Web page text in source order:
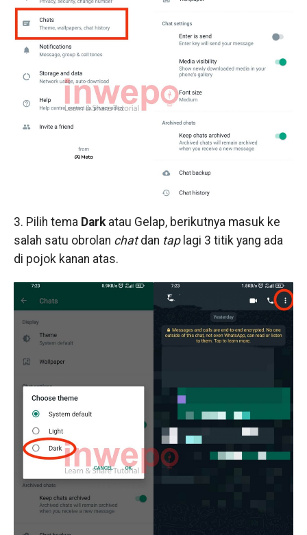
3. Pilih tema Darkatau Gelap, berikutnya masuk ke
salah satu obrolan chatdan taplagi 3 titik yang ada
di pojok kanan atas.